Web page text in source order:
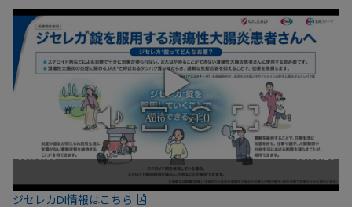
ジセレカDI情報はこちら